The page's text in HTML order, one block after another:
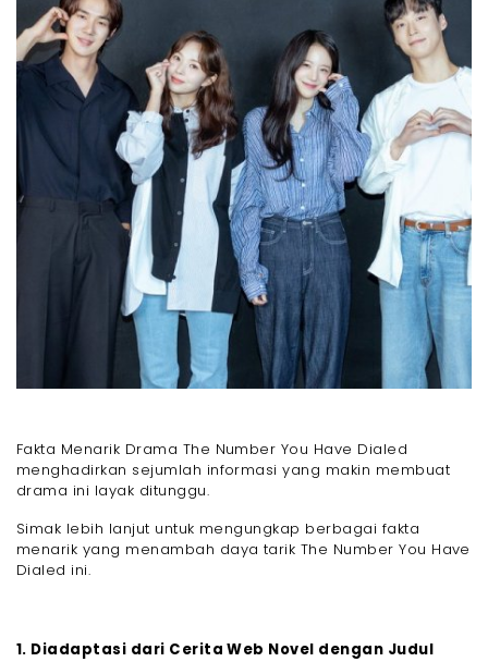
Fakta Menarik Drama The Number You Have Dialed
menghadirkan sejumlah informasi yang makin membuat
drama ini layak ditunggu.
Simak lebih lanjut untuk mengungkap berbagai fakta
menarik yang menambah daya tarik The Number You Have
Dialed ini.
1. Diadaptasi dari Cerita Web Novel dengan Judul